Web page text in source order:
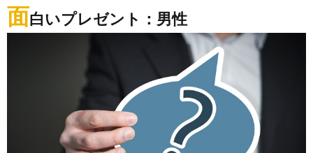
面白いプレゼント：男性